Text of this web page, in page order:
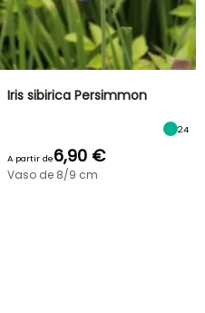
Iris sibirica Persimmon
24
A partir de6,90 €
Vaso de 8/9 cm